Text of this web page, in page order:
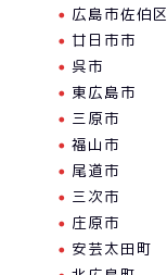
広島市佐伯区
廿日市市
呉市
東広島市
三原市
福山市
尾道市
三次市
庄原市
安芸太田町